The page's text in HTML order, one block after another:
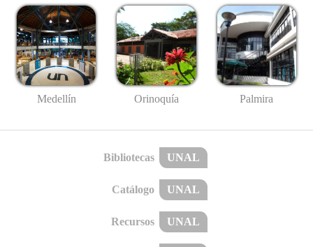
Medellín Orinoquía Palmira
Bibliotecas UNAL
Catálogo UNAL
Recursos UNAL